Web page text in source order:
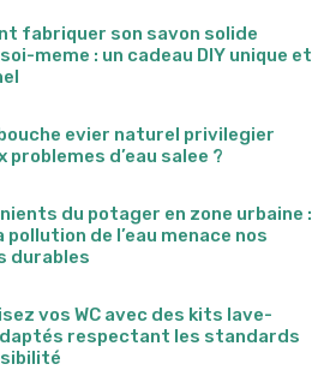
fabriquer son savon solide
meme : un cadeau DIY unique et
evier naturel privilegier
problemes d’eau salee ?
du potager en zone urbaine :
pollution de l’eau menace nos
durables
vos WC avec des kits lave-
respectant les standards